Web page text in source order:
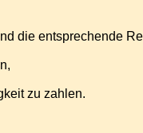
die entsprechende
zu zahlen.